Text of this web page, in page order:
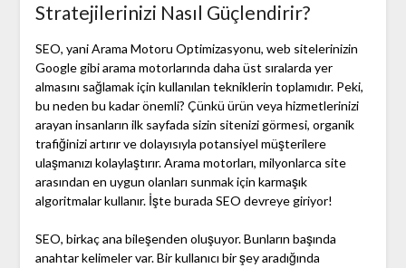
Stratejilerinizi Nasıl Güçlendirir?
SEO, yani Arama Motoru Optimizasyonu, web sitelerinizin
Google gibi arama motorlarında daha üst sıralarda yer
almasını sağlamak için kullanılan tekniklerin toplamıdır. Peki,
bu neden bu kadar önemli? Çünkü ürün veya hizmetlerinizi
arayan insanların ilk sayfada sizin sitenizi görmesi, organik
trafiğinizi artırır ve dolayısıyla potansiyel müşterilere
ulaşmanızı kolaylaştırır. Arama motorları, milyonlarca site
arasından en uygun olanları sunmak için karmaşık
algoritmalar kullanır. İşte burada SEO devreye giriyor!
SEO, birkaç ana bileşenden oluşuyor. Bunların başında
anahtar kelimeler var. Bir kullanıcı bir şey aradığında